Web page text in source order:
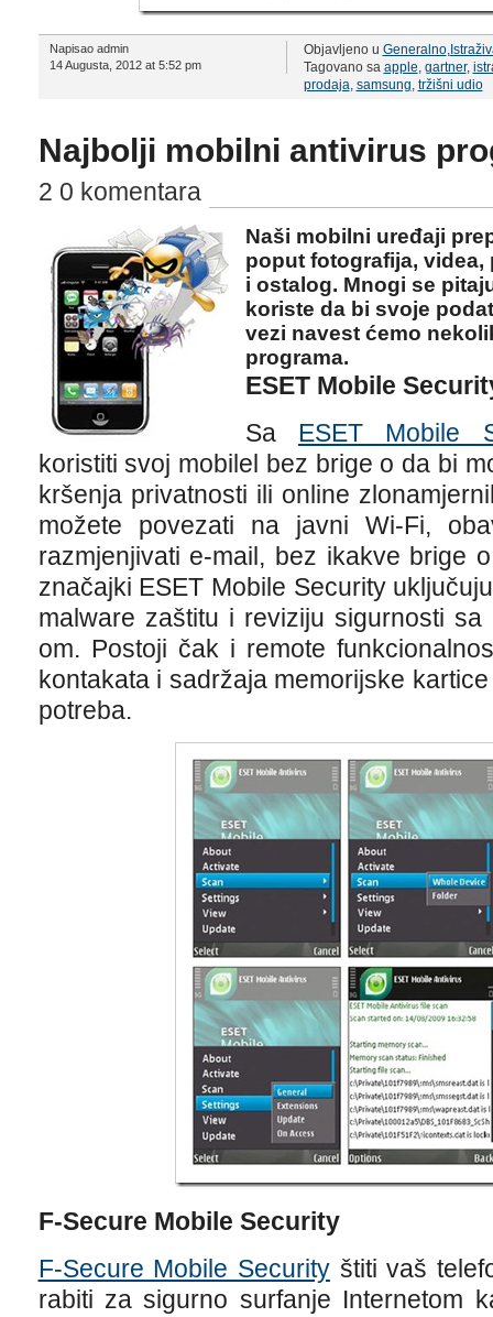
Napisao admin
14 Augusta, 2012 at 5:52 pm
Objavljeno u Generalno,
Tagovano sa apple, gartner,
prodaja, samsung, tržišni udio
Najbolji mobilni antivirus
2 0 komentara
Naši mobilni uređaji
poput fotografija,
i ostalog. Mnogi se
koriste da bi svoje
vezi navest ćemo
programa.
ESET Mobile
Sa ESET Mobile
koristiti svoj mobilel bez brige o da bi
kršenja privatnosti ili online
možete povezati na javni Wi-Fi,
razmjenjivati e-mail, bez ikakve brige
značajki ESET Mobile Security
malware zaštitu i reviziju sigurnosti sa
om. Postoji čak i remote
kontakata i sadržaja memorijske
potreba.
F-Secure Mobile Security
F-Secure Mobile Securityštiti vaš
rabiti za sigurno surfanje Internetom